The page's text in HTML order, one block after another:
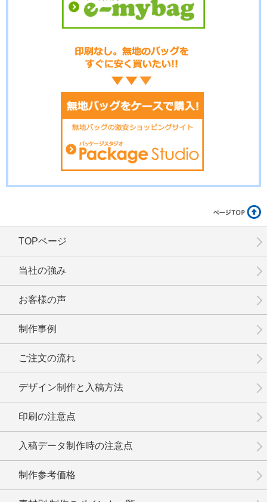
TOPページ
当社の強み
お客様の声
制作事例
ご注文の流れ
デザイン制作と入稿方法
印刷の注意点
入稿データ制作時の注意点
制作参考価格